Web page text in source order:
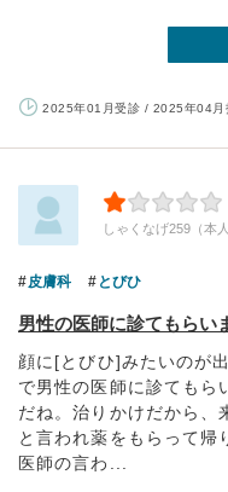
2025年01月受診 / 2025年04月
しゃくなげ259（本
皮膚科 とびひ
男性の医師に診てもらい
顔に[とびひ]みたいのが
で男性の医師に診てもら
だね。治りかけだから、
と言われ薬をもらって帰
医師の言わ...